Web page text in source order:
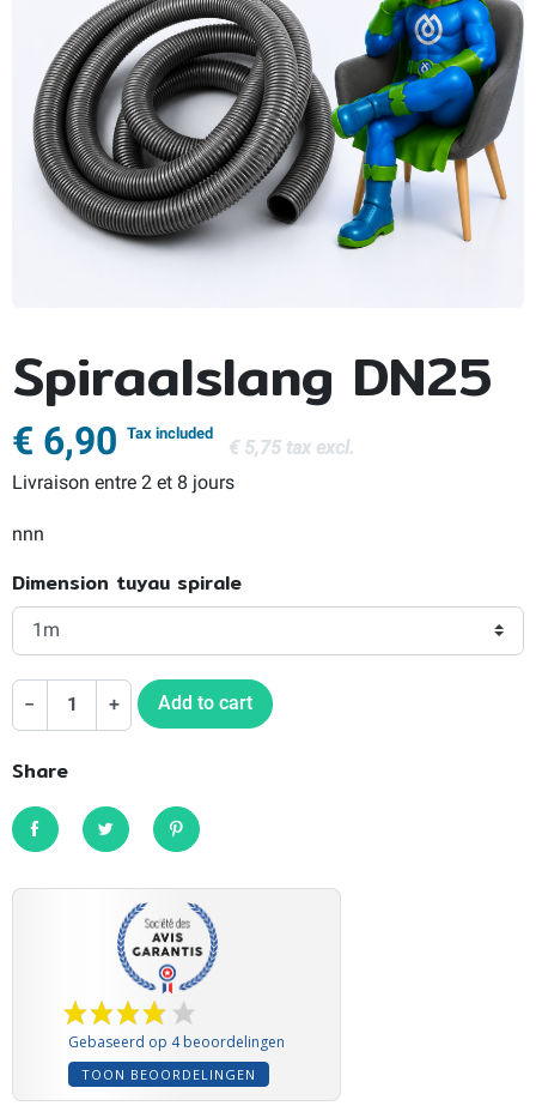
Spiraalslang DN25
€ 6,90 Tax included
€ 5,75 tax excl.
Livraison entre 2 et 8 jours
nnn
Dimension tuyau spirale
− + Add to cart
Share
Share Tweet Pinterest
Gebaseerd op 4 beoordelingen
TOON BEOORDELINGEN